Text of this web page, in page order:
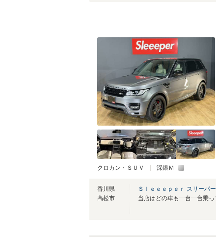
クロカン・ＳＵＶ 深銀Ｍ
香川県
高松市
Ｓｌｅｅｅｐｅｒ スリーパー